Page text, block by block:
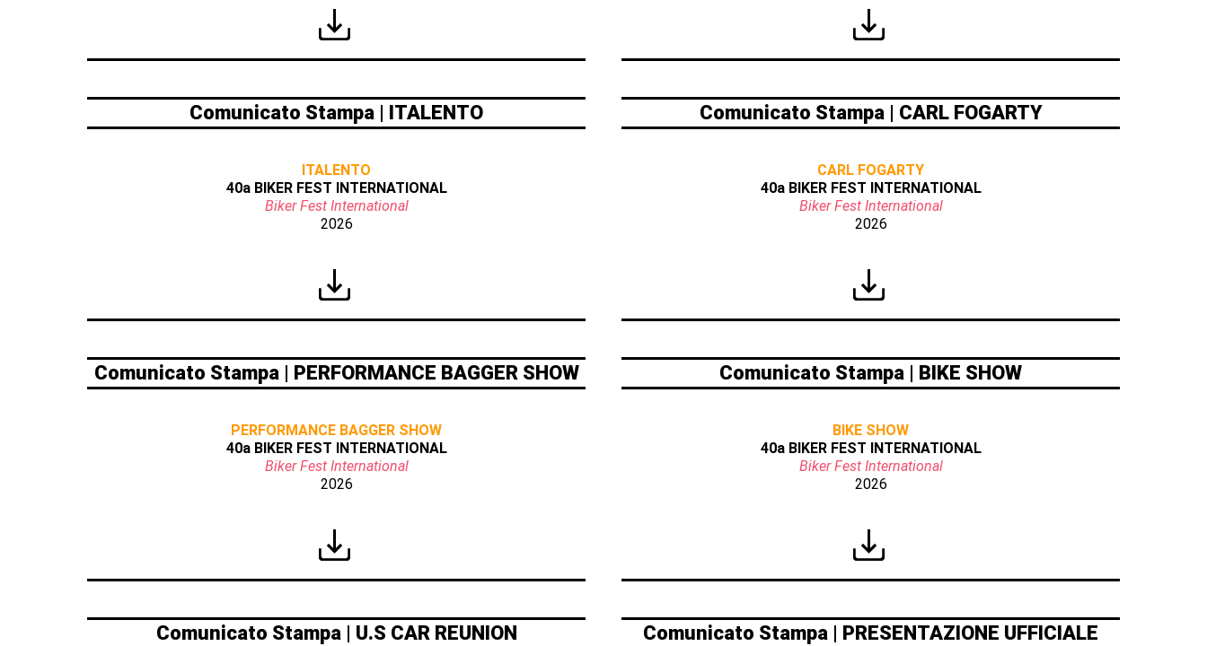
Comunicato Stampa | ITALENTO
ITALENTO
40a BIKER FEST INTERNATIONAL
Biker Fest International
2026
Comunicato Stampa | CARL FOGARTY
CARL FOGARTY
40a BIKER FEST INTERNATIONAL
Biker Fest International
2026
Comunicato Stampa | PERFORMANCE BAGGER SHOW
PERFORMANCE BAGGER SHOW
40a BIKER FEST INTERNATIONAL
Biker Fest International
2026
Comunicato Stampa | BIKE SHOW
BIKE SHOW
40a BIKER FEST INTERNATIONAL
Biker Fest International
2026
Comunicato Stampa | U.S CAR REUNION Comunicato Stampa | PRESENTAZIONE UFFICIALE